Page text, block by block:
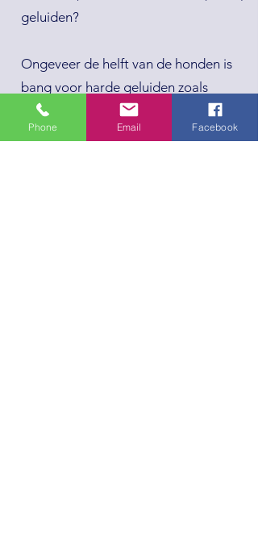
geluiden?
Ongeveer de helft van de honden is
bang voor harde geluiden zoals
vuurwerk. En heel veel honden
wennen nooit aan vuurwerk, maar
Phone Email Facebook